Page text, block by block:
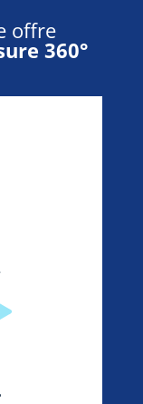
offre
360°